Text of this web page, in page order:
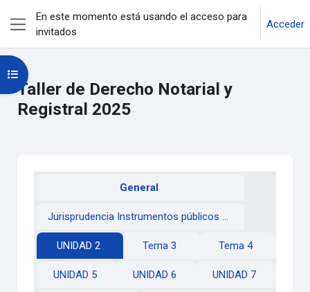
Panel lateral
En este momento está usando el acceso para
invitados
Acceder
Taller de Derecho Notarial y
Registral 2025
Abrir índice del curso
Perfilado de sección
General
Jurisprudencia Instrumentos públicos y redargusión de falsedad
UNIDAD 2 Tema 3 Tema 4
UNIDAD 5 UNIDAD 6 UNIDAD 7